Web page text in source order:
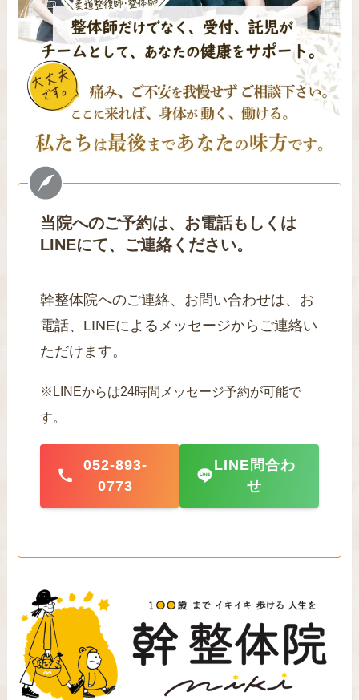
当院へのご予約は、お電話もしくは
LINEにて、ご連絡ください。
幹整体院へのご連絡、お問い合わせは、お
電話、LINEによるメッセージからご連絡い
ただけます。
※LINEからは24時間メッセージ予約が可能で
す。
052-893-
0773
LINE問合わ
せ